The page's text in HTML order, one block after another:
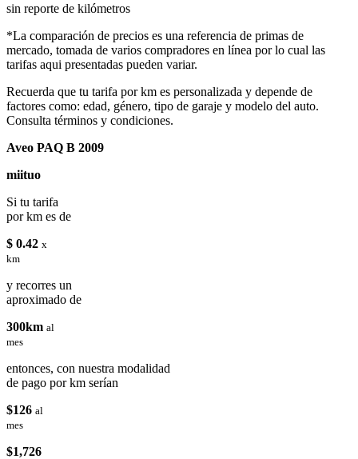
sin reporte de kilómetros
*La comparación de precios es una referencia de primas de
mercado, tomada de varios compradores en línea por lo cual las
tarifas aqui presentadas pueden variar.
Recuerda que tu tarifa por km es personalizada y depende de
factores como: edad, género, tipo de garaje y modelo del auto.
Consulta términos y condiciones.
Aveo PAQ B 2009
miituo
Si tu tarifa
por km es de
$ 0.42 x
km
y recorres un
aproximado de
300km al
mes
entonces, con nuestra modalidad
de pago por km serían
$126 al
mes
$1,726